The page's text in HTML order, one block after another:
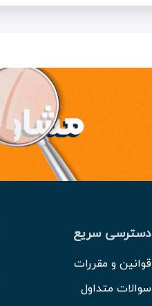
دسترسی سریع
قوانین و مقررات
سوالات متداول